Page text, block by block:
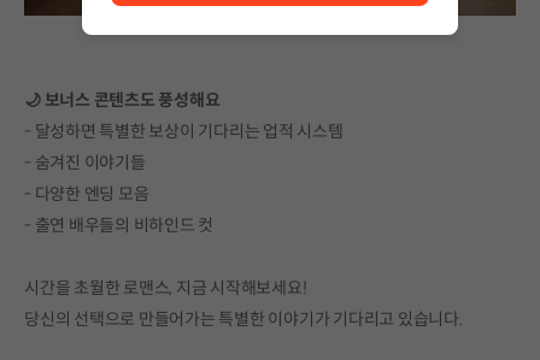
🌙 보너스 콘텐츠도 풍성해요
- 달성하면 특별한 보상이 기다리는 업적 시스템
- 숨겨진 이야기들
- 다양한 엔딩 모음
- 출연 배우들의 비하인드 컷
시간을 초월한 로맨스, 지금 시작해보세요!
당신의 선택으로 만들어가는 특별한 이야기가 기다리고 있습니다.